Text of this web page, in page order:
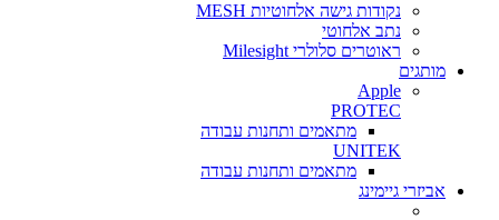
נקודות גישה אלחוטיות MESH
נתב אלחוטי
ראוטרים סלולרי Milesight
מותגים
Apple
PROTEC
מתאמים ותחנות עבודה
UNITEK
מתאמים ותחנות עבודה
אביזרי גיימינג